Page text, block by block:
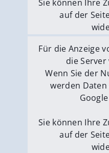
Sie können Ihre
auf der
Externe
Für die Anzeige
die Server
Wenn Sie der
werden Daten
Sie können Ihre
auf der